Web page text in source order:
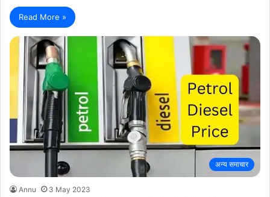
Read More »
अन्य समाचार
Annu 3 May 2023